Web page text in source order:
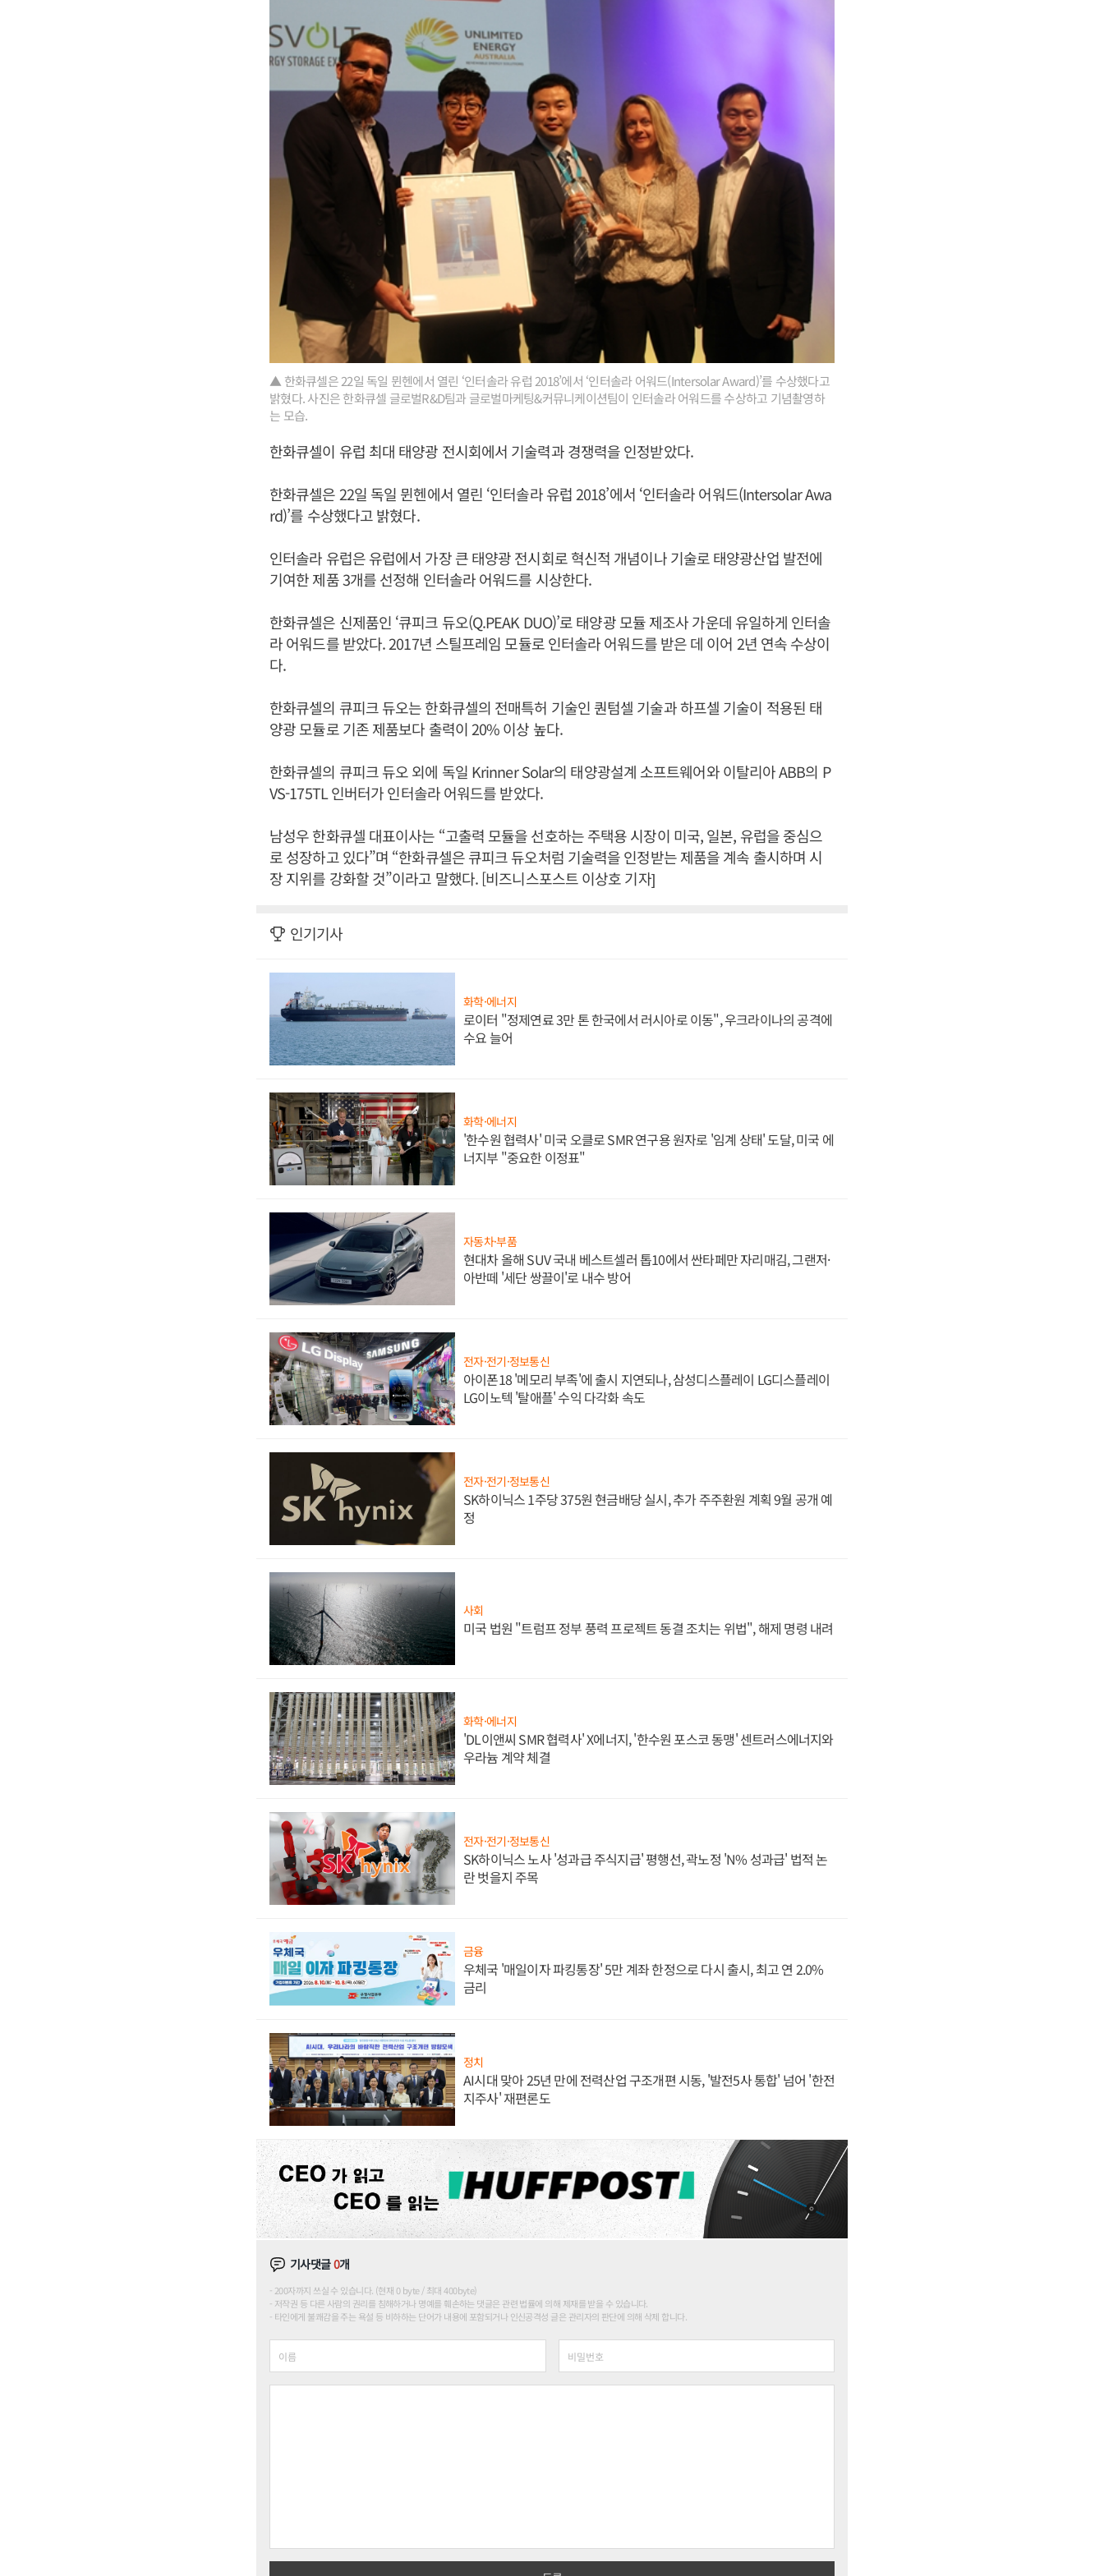
▲ 한화큐셀은 22일 독일 뮌헨에서 열린 ‘인터솔라 유럽 2018’에서 ‘인터솔라 어워드(Intersolar Award)’를 수상했다고
밝혔다. 사진은 한화큐셀 글로벌R&D팀과 글로벌마케팅&커뮤니케이션팀이 인터솔라 어워드를 수상하고 기념촬영하
는 모습.
한화큐셀이 유럽 최대 태양광 전시회에서 기술력과 경쟁력을 인정받았다.
한화큐셀은 22일 독일 뮌헨에서 열린 ‘인터솔라 유럽 2018’에서 ‘인터솔라 어워드(Intersolar Awa
rd)’를 수상했다고 밝혔다.
인터솔라 유럽은 유럽에서 가장 큰 태양광 전시회로 혁신적 개념이나 기술로 태양광산업 발전에
기여한 제품 3개를 선정해 인터솔라 어워드를 시상한다.
한화큐셀은 신제품인 ‘큐피크 듀오(Q.PEAK DUO)’로 태양광 모듈 제조사 가운데 유일하게 인터솔
라 어워드를 받았다. 2017년 스틸프레임 모듈로 인터솔라 어워드를 받은 데 이어 2년 연속 수상이
다.
한화큐셀의 큐피크 듀오는 한화큐셀의 전매특허 기술인 퀀텀셀 기술과 하프셀 기술이 적용된 태
양광 모듈로 기존 제품보다 출력이 20% 이상 높다.
한화큐셀의 큐피크 듀오 외에 독일 Krinner Solar의 태양광설계 소프트웨어와 이탈리아 ABB의 P
VS-175TL 인버터가 인터솔라 어워드를 받았다.
남성우 한화큐셀 대표이사는 “고출력 모듈을 선호하는 주택용 시장이 미국, 일본, 유럽을 중심으
로 성장하고 있다”며 “한화큐셀은 큐피크 듀오처럼 기술력을 인정받는 제품을 계속 출시하며 시
장 지위를 강화할 것”이라고 말했다. [비즈니스포스트 이상호 기자]
인기기사
화학·에너지
로이터 "정제연료 3만 톤 한국에서 러시아로 이동", 우크라이나의 공격에
수요 늘어
화학·에너지
'한수원 협력사' 미국 오클로 SMR 연구용 원자로 '임계 상태' 도달, 미국 에
너지부 "중요한 이정표"
자동차·부품
현대차 올해 SUV 국내 베스트셀러 톱10에서 싼타페만 자리매김, 그랜저·
아반떼 '세단 쌍끌이'로 내수 방어
전자·전기·정보통신
아이폰18 '메모리 부족'에 출시 지연되나, 삼성디스플레이 LG디스플레이
LG이노텍 '탈애플' 수익 다각화 속도
전자·전기·정보통신
SK하이닉스 1주당 375원 현금배당 실시, 추가 주주환원 계획 9월 공개 예
정
사회
미국 법원 "트럼프 정부 풍력 프로젝트 동결 조치는 위법", 해제 명령 내려
화학·에너지
'DL이앤씨 SMR 협력사' X에너지, '한수원 포스코 동맹' 센트러스에너지와
우라늄 계약 체결
전자·전기·정보통신
SK하이닉스 노사 '성과급 주식지급' 평행선, 곽노정 'N% 성과급' 법적 논
란 벗을지 주목
금융
우체국 '매일이자 파킹통장' 5만 계좌 한정으로 다시 출시, 최고 연 2.0%
금리
정치
AI시대 맞아 25년 만에 전력산업 구조개편 시동, '발전5사 통합' 넘어 '한전
지주사' 재편론도
기사댓글0개
200자까지 쓰실 수 있습니다. (현재 0 byte / 최대 400byte)
저작권 등 다른 사람의 권리를 침해하거나 명예를 훼손하는 댓글은 관련 법률에 의해 제재를 받을 수 있습니다.
타인에게 불쾌감을 주는 욕설 등 비하하는 단어가 내용에 포함되거나 인신공격성 글은 관리자의 판단에 의해 삭제 합니다.